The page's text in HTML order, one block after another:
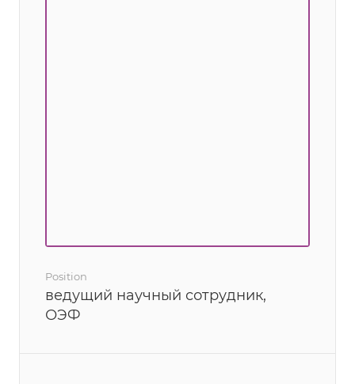
Position
ведущий научный сотрудник,
ОЭФ